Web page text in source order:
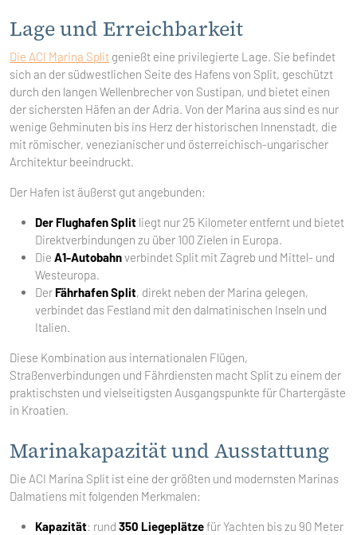
Lage und Erreichbarkeit
Die ACI Marina Split genießt eine privilegierte Lage. Sie befindet
sich an der südwestlichen Seite des Hafens von Split, geschützt
durch den langen Wellenbrecher von Sustipan, und bietet einen
der sichersten Häfen an der Adria. Von der Marina aus sind es nur
wenige Gehminuten bis ins Herz der historischen Innenstadt, die
mit römischer, venezianischer und österreichisch-ungarischer
Architektur beeindruckt.
Der Hafen ist äußerst gut angebunden:
Der Flughafen Split liegt nur 25 Kilometer entfernt und bietet
Direktverbindungen zu über 100 Zielen in Europa.
Die A1-Autobahnverbindet Split mit Zagreb und Mittel- und
Westeuropa.
Der Fährhafen Split, direkt neben der Marina gelegen,
verbindet das Festland mit den dalmatinischen Inseln und
Italien.
Diese Kombination aus internationalen Flügen,
Straßenverbindungen und Fährdiensten macht Split zu einem der
praktischsten und vielseitigsten Ausgangspunkte für Chartergäste
in Kroatien.
Marinakapazität und Ausstattung
Die ACI Marina Split ist eine der größten und modernsten Marinas
Dalmatiens mit folgenden Merkmalen:
Kapazität: rund 350 Liegeplätzefür Yachten bis zu 90 Meter